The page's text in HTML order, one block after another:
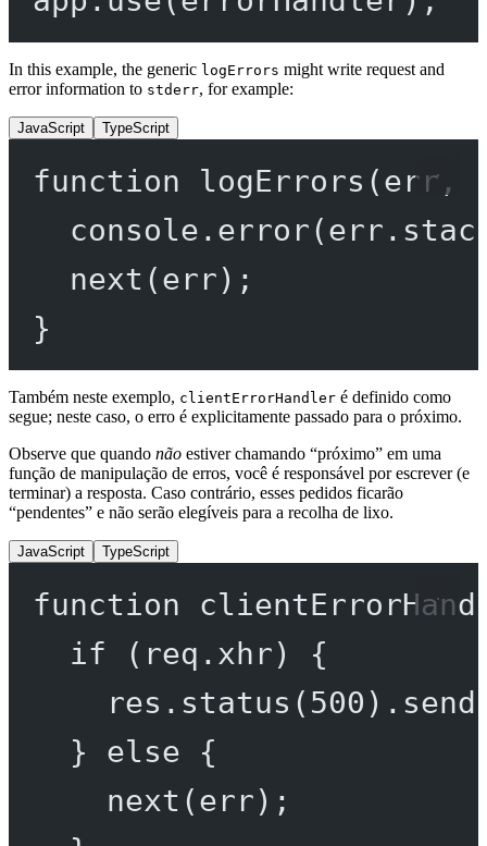
In this example, the generic logErrors might write request and
error information to stderr, for example:
JavaScript TypeScript
function logErrors (err,
console. error
next (err);
}
Também neste exemplo, clientErrorHandler é definido como
segue; neste caso, o erro é explicitamente passado para o próximo.
Observe que quando não estiver chamando “próximo” em uma
função de manipulação de erros, você é responsável por escrever (e
terminar) a resposta. Caso contrário, esses pedidos ficarão
“pendentes” e não serão elegíveis para a recolha de lixo.
JavaScript TypeScript
function
if (req.xhr) {
res. status ( 500 ). send
} else {
next (err);